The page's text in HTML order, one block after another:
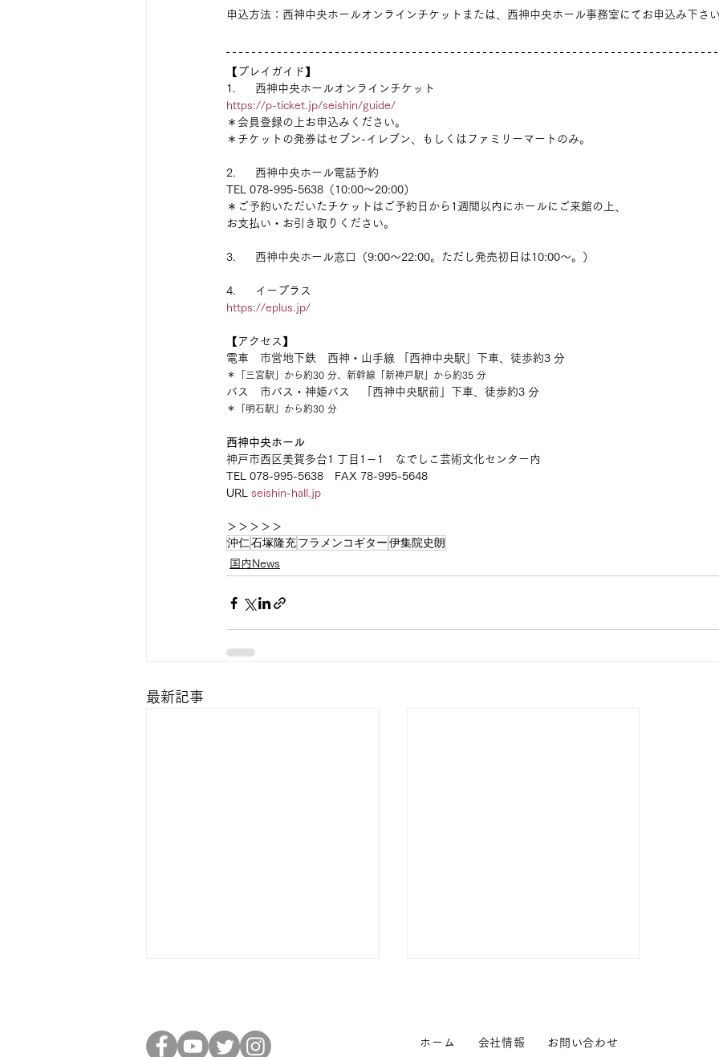
申込方法：西神中央ホールオンラインチケットまたは、西神中央ホール事務室にてお申込み下さ
【プレイガイド】
1.      西神中央ホールオンラインチケット
https://p-ticket.jp/seishin/guide/
＊会員登録の上お申込みください。
＊チケットの発券はセブン-イレブン、もしくはファミリーマートのみ。
2.      西神中央ホール電話予約
TEL 078-995-5638（10:00～20:00）
＊ご予約いただいたチケットはご予約日から1週間以内にホールにご来館の上、
お支払い・お引き取りください。
3.      西神中央ホール窓口（9:00～22:00。ただし発売初日は10:00～。）
4.      イープラス
https://eplus.jp/
【アクセス】
電車　市営地下鉄　西神・山手線 「西神中央駅」下車、徒歩約3 分
＊「三宮駅」から約30 分、新幹線「新神戸駅」から約35 分
バス　市バス・神姫バス　「西神中央駅前」下車、徒歩約3 分
＊「明石駅」から約30 分
西神中央ホール
神戸市西区美賀多台1 丁目1－1　なでしこ芸術文化センター内
TEL 078-995-5638　FAX 78-995-5648
URL seishin-hall.jp
＞＞＞＞＞
沖仁石塚隆充フラメンコギター伊集院史朗
国内News
最新記事
ホーム 会社情報 お問い合わせ